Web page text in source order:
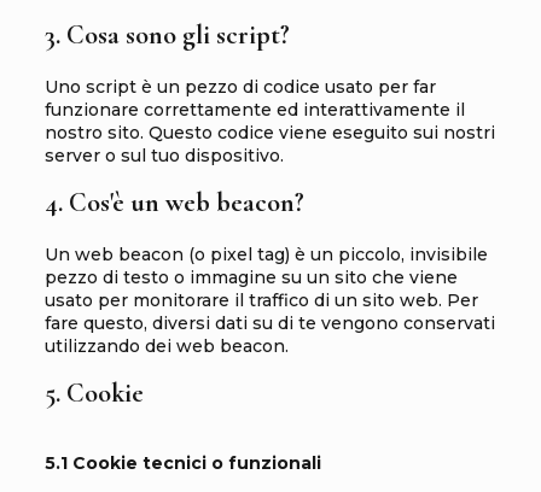
3. Cosa sono gli script?
Uno script è un pezzo di codice usato per far
funzionare correttamente ed interattivamente il
nostro sito. Questo codice viene eseguito sui nostri
server o sul tuo dispositivo.
4. Cos'è un web beacon?
Un web beacon (o pixel tag) è un piccolo, invisibile
pezzo di testo o immagine su un sito che viene
usato per monitorare il traffico di un sito web. Per
fare questo, diversi dati su di te vengono conservati
utilizzando dei web beacon.
5. Cookie
5.1 Cookie tecnici o funzionali